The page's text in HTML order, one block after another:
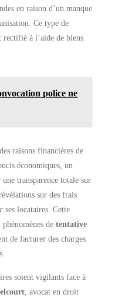
en raison d’un manque
Ce type de
à l’aide de biens
police ne
raisons financières de
économiques, un
transparence totale sur
sur des frais
ses locataires. Cette
de tentative
de facturer des charges
soient vigilants face à
, avocat en droit